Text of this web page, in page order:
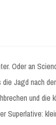
Oder an
Jagd nach
und die
Superlative: